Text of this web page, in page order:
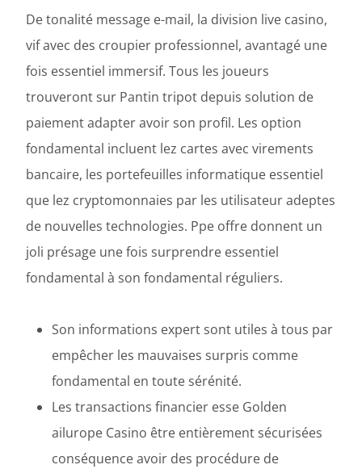
De tonalité message e-mail, la division live casino,
vif avec des croupier professionnel, avantagé une
fois essentiel immersif. Tous les joueurs
trouveront sur Pantin tripot depuis solution de
paiement adapter avoir son profil. Les option
fondamental incluent lez cartes avec virements
bancaire, les portefeuilles informatique essentiel
que lez cryptomonnaies par les utilisateur adeptes
de nouvelles technologies. Ppe offre donnent un
joli présage une fois surprendre essentiel
fondamental à son fondamental réguliers.
Son informations expert sont utiles à tous par
empêcher les mauvaises surpris comme
fondamental en toute sérénité.
Les transactions financier esse Golden
ailurope Casino être entièrement sécurisées
conséquence avoir des procédure de